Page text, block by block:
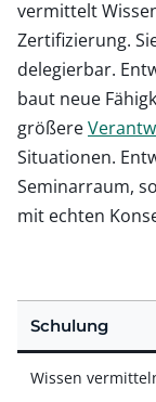
vermittelt
Zertifizierung.
delegierbar.
baut neue
größere
Situationen.
Seminarraum,
mit echten
Schulung
Wissen